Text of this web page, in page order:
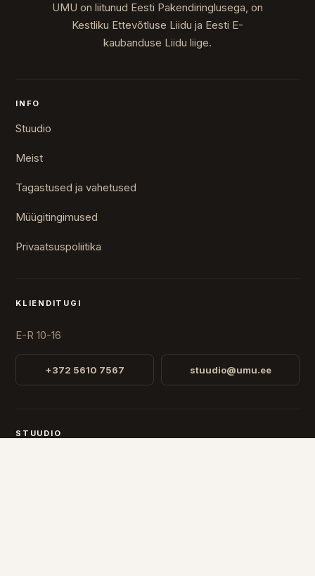
UMU on liitunud Eesti Pakendiringlusega, on
Kestliku Ettevõtluse Liidu ja Eesti E-
kaubanduse Liidu liige.
INFO
Stuudio
Meist
Tagastused ja vahetused
Müügitingimused
Privaatsuspoliitika
KLIENDITUGI
E-R 10-16
+372 5610 7567 stuudio@umu.ee
STUUDIO